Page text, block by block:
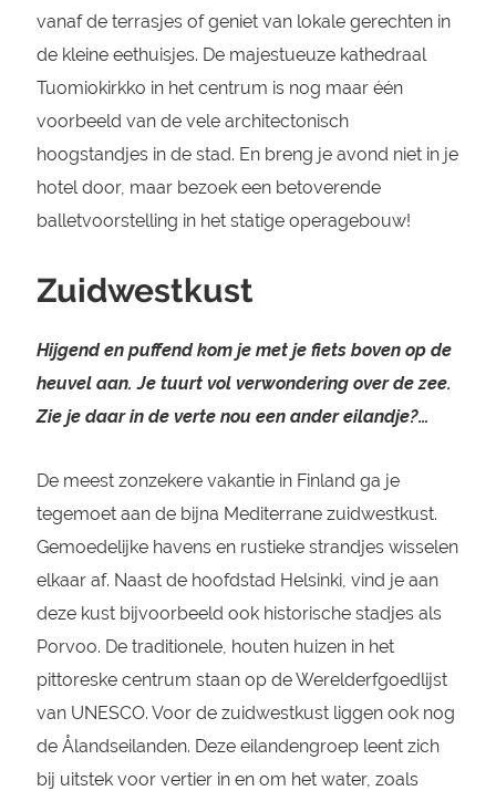
vanaf de terrasjes of geniet van lokale gerechten in
de kleine eethuisjes. De majestueuze kathedraal
Tuomiokirkko in het centrum is nog maar één
voorbeeld van de vele architectonisch
hoogstandjes in de stad. En breng je avond niet in je
hotel door, maar bezoek een betoverende
balletvoorstelling in het statige operagebouw!
Zuidwestkust
Hijgend en puffend kom je met je fiets boven op de
heuvel aan. Je tuurt vol verwondering over de zee.
Zie je daar in de verte nou een ander eilandje?…
De meest zonzekere vakantie in Finland ga je
tegemoet aan de bijna Mediterrane zuidwestkust.
Gemoedelijke havens en rustieke strandjes wisselen
elkaar af. Naast de hoofdstad Helsinki, vind je aan
deze kust bijvoorbeeld ook historische stadjes als
Porvoo. De traditionele, houten huizen in het
pittoreske centrum staan op de Werelderfgoedlijst
van UNESCO. Voor de zuidwestkust liggen ook nog
de Ålandseilanden. Deze eilandengroep leent zich
bij uitstek voor vertier in en om het water, zoals